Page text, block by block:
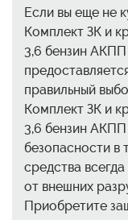
Если вы еще не
Комплект ЗК и
3,6 бензин
правильный
Комплект ЗК и
3,6 бензин АКПП
безопасности в
средства
от внешних
Приобретите